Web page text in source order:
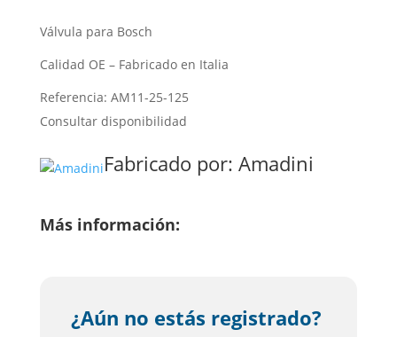
Válvula para Bosch
Calidad OE – Fabricado en Italia
Referencia: AM11-25-125
Consultar disponibilidad
Fabricado por: Amadini
Más información:
¿Aún no estás registrado?